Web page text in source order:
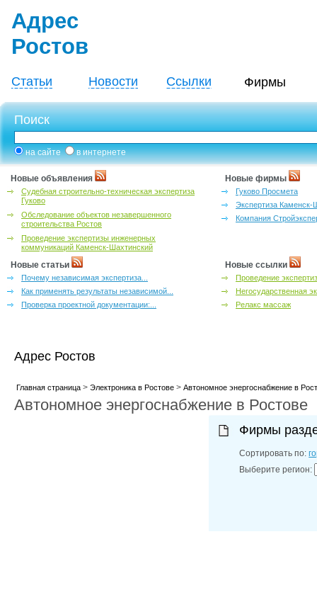
Адрес
Ростов
Статьи Новости Ссылки Фирмы
Поиск
на сайте в интернете
Новые объявления
Судебная строительно-техническая экспертиза
Гуково
Обследование объектов незавершенного
строительства Ростов
Проведение экспертизы инженерных
коммуникаций Каменск-Шахтинский
Новые фирмы
Гуково Просмета
Экспертиза Каменск-
Компания
Новые статьи
Почему независимая экспертиза...
Как применять результаты независимой...
Проверка проектной документации:...
Новые ссылки
Проведение
Негосударственная
Релакс массаж
Адрес Ростов
Главная страница> Электроника в Ростове> Автономное энергоснабжение в
Автономное энергоснабжение в Ростове
Фирмы
Сортировать по:
Выберите регион: